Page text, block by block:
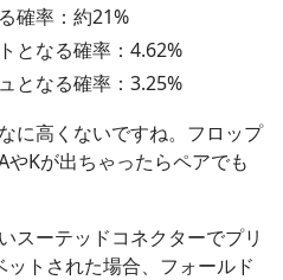
確率：約21%
となる確率：4.62%
となる確率：3.25%
に高くないですね。フロップ
Kが出ちゃったらペアでも
スーテッドコネクターでプリ
トされた場合、フォールド